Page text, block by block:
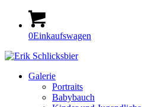
0Einkaufswagen
Galerie
Portraits
Babybauch